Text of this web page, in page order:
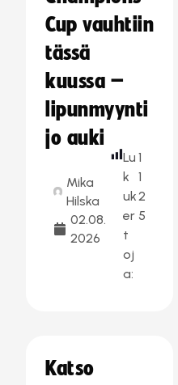
Cup vauhtiin
tässä
kuussa –
lipunmyynti
jo auki
Mika
Hilska
02.08.
2026
Lu
k
uk
er
t
oj
a:
1
1
2
5
Katso